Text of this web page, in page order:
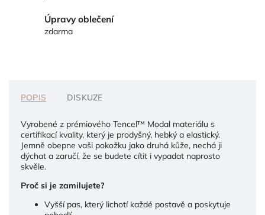
Úpravy oblečení
zdarma
POPIS DISKUZE
Vyrobené z prémiového Tencel™ Modal materiálu s
certifikací kvality, který je prodyšný, hebký a elastický.
Jemně obepne vaši pokožku jako druhá kůže, nechá ji
dýchat a zaručí, že se budete cítit i vypadat naprosto
skvěle.
Proč si je zamilujete?
Vyšší pas, který lichotí každé postavě a poskytuje